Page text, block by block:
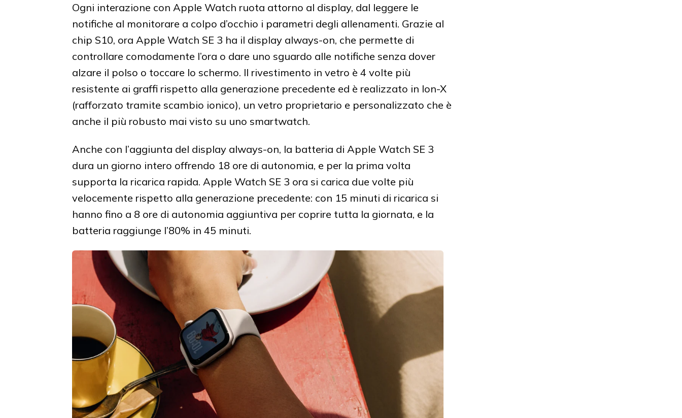
Ogni interazione con Apple Watch ruota attorno al display, dal leggere le
notifiche al monitorare a colpo d’occhio i parametri degli allenamenti. Grazie al
chip S10, ora Apple Watch SE 3 ha il display always-on, che permette di
controllare comodamente l’ora o dare uno sguardo alle notifiche senza dover
alzare il polso o toccare lo schermo. Il rivestimento in vetro è 4 volte più
resistente ai graffi rispetto alla generazione precedente ed è realizzato in Ion-X
(rafforzato tramite scambio ionico), un vetro proprietario e personalizzato che è
anche il più robusto mai visto su uno smartwatch.
Anche con l’aggiunta del display always-on, la batteria di Apple Watch SE 3
dura un giorno intero offrendo 18 ore di autonomia, e per la prima volta
supporta la ricarica rapida. Apple Watch SE 3 ora si carica due volte più
velocemente rispetto alla generazione precedente: con 15 minuti di ricarica si
hanno fino a 8 ore di autonomia aggiuntiva per coprire tutta la giornata, e la
batteria raggiunge l’80% in 45 minuti.